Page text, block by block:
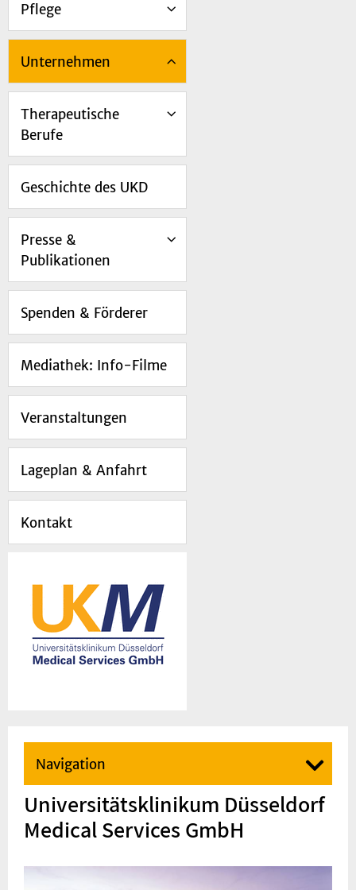
Pflege
Unternehmen
Therapeutische
Berufe
Geschichte des UKD
Presse &
Publikationen
Spenden & Förderer
Mediathek: Info-Filme
Veranstaltungen
Lageplan & Anfahrt
Kontakt
Navigation
Universitätsklinikum Düsseldorf
Medical Services GmbH